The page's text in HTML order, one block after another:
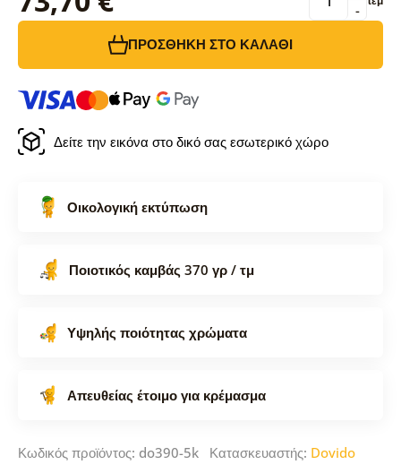
-
ΠΡΟΣΘΉΚΗ ΣΤΟ ΚΑΛΆΘΙ
Δείτε την εικόνα στο δικό σας εσωτερικό χώρο
Οικολογική εκτύπωση
Ποιοτικός καμβάς 370 γρ / τμ
Υψηλής ποιότητας χρώματα
Απευθείας έτοιμο για κρέμασμα
Κωδικός προϊόντος: do390-5k Κατασκευαστής: Dovido